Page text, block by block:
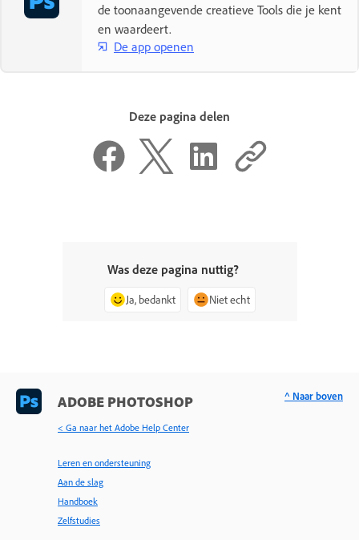
de toonaangevende creatieve Tools die je kent
en waardeert.
De app openen
Deze pagina delen
Was deze pagina nuttig?
Ja, bedankt Niet echt
ADOBE PHOTOSHOP
< Ga naar het Adobe Help Center
Leren en ondersteuning
Aan de slag
Handboek
Zelfstudies
^ Naar boven